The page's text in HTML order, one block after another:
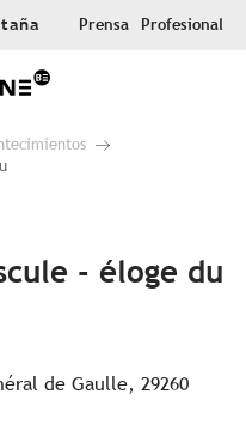
Prensa Profesional
- éloge du
de Gaulle, 29260